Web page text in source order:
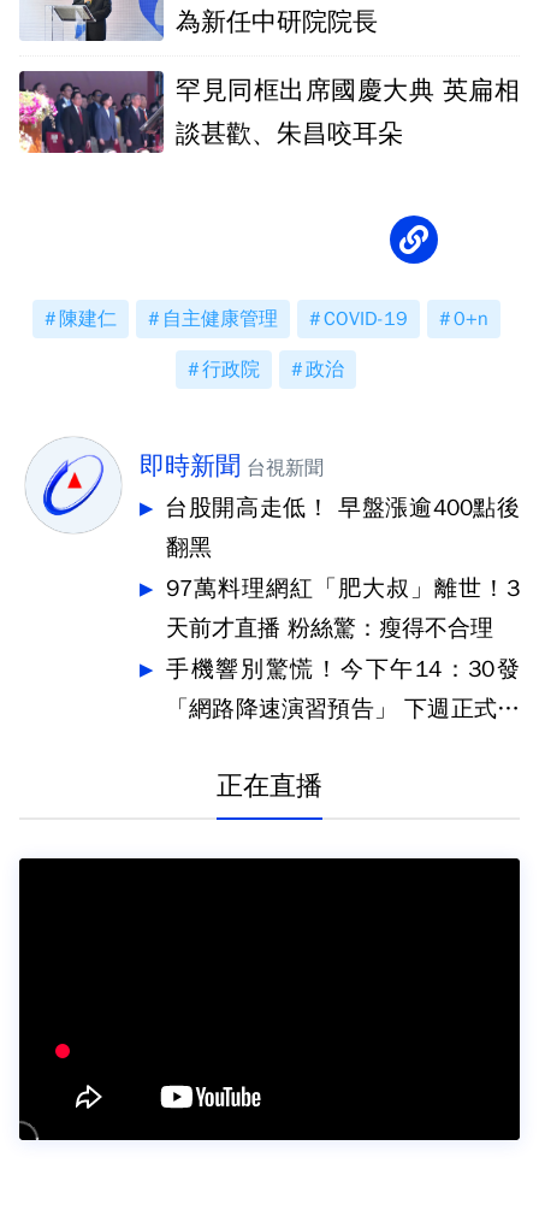
為新任中研院院長
罕見同框出席國慶大典 英扁相
談甚歡、朱昌咬耳朵
陳建仁 自主健康管理 COVID-19 0+n
行政院 政治
即時新聞 台視新聞
台股開高走低！ 早盤漲逾400點後
翻黑
97萬料理網紅「肥大叔」離世！3
天前才直播 粉絲驚：瘦得不合理
手機響別驚慌！今下午14：30發
「網路降速演習預告」 下週正式登
正在直播